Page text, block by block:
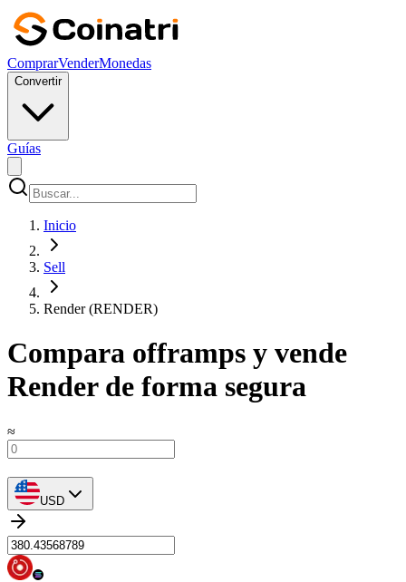
ComprarVenderMonedas
Convertir
Guías
Inicio
Sell
Render (RENDER)
Compara offramps y vende
Render de forma segura
≈
USD